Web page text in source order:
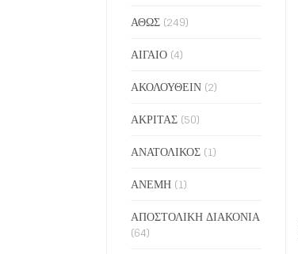
ΑΘΩΣ (249)
ΑΙΓΑΙΟ (4)
ΑΚΟΛΟΥΘΕΙΝ (2)
ΑΚΡΙΤΑΣ (50)
ΑΝΑΤΟΛΙΚΟΣ (1)
ΑΝΕΜΗ (1)
ΑΠΟΣΤΟΛΙΚΗ ΔΙΑΚΟΝΙΑ
(64)